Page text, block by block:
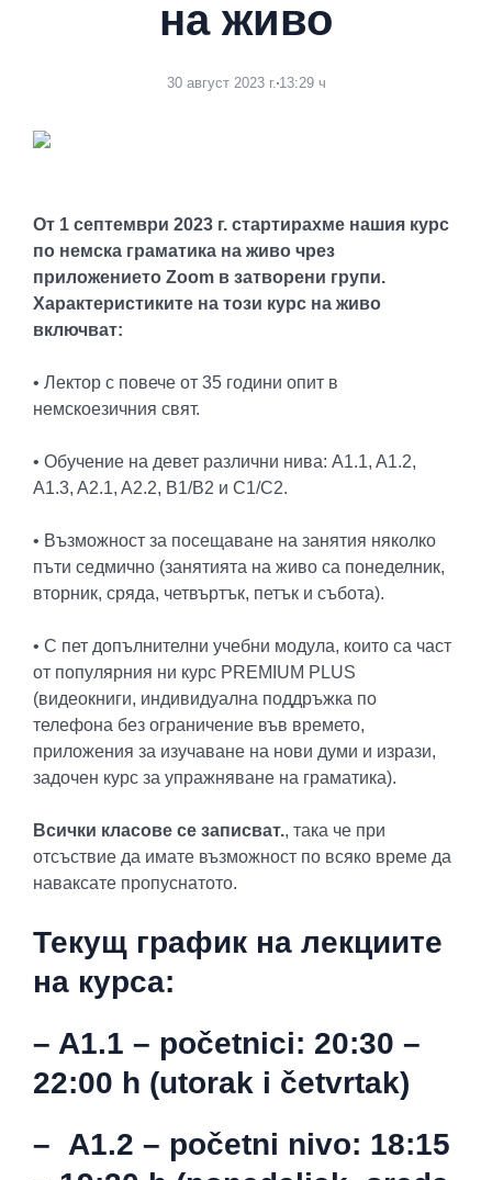
на живо
30 август 2023 г.13:29 ч
От 1 септември 2023 г. стартирахме нашия курс
по немска граматика на живо чрез
приложението Zoom в затворени групи.
Характеристиките на този курс на живо
включват:
• Лектор с повече от 35 години опит в
немскоезичния свят.
• Обучение на девет различни нива: A1.1, A1.2,
A1.3, A2.1, A2.2, B1/B2 и C1/C2.
• Възможност за посещаване на занятия няколко
пъти седмично (занятията на живо са понеделник,
вторник, сряда, четвъртък, петък и събота).
• С пет допълнителни учебни модула, които са част
от популярния ни курс PREMIUM PLUS
(видеокниги, индивидуална поддръжка по
телефона без ограничение във времето,
приложения за изучаване на нови думи и изрази,
задочен курс за упражняване на граматика).
Всички класове се записват., така че при
отсъствие да имате възможност по всяко време да
наваксате пропуснатото.
Текущ график на лекциите
на курса:
– A1.1 – početnici: 20:30 –
22:00 h (utorak i četvrtak)
– A1.2 – početni nivo: 18:15